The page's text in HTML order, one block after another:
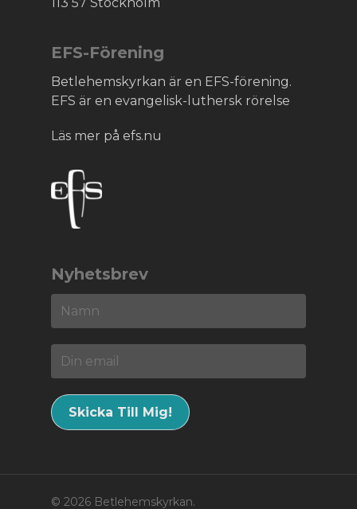
EFS-Förening
Betlehemskyrkan är en EFS-förening.
EFS är en evangelisk-luthersk rörelse
Läs mer på efs.nu
Nyhetsbrev
© 2026 Betlehemskyrkan.